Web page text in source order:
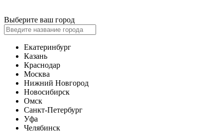
Выберите ваш город
Екатеринбург
Казань
Краснодар
Москва
Нижний Новгород
Новосибирск
Омск
Санкт-Петербург
Уфа
Челябинск